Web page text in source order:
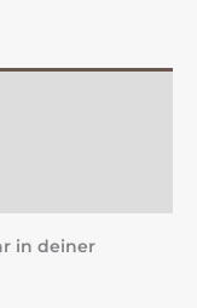
in deiner